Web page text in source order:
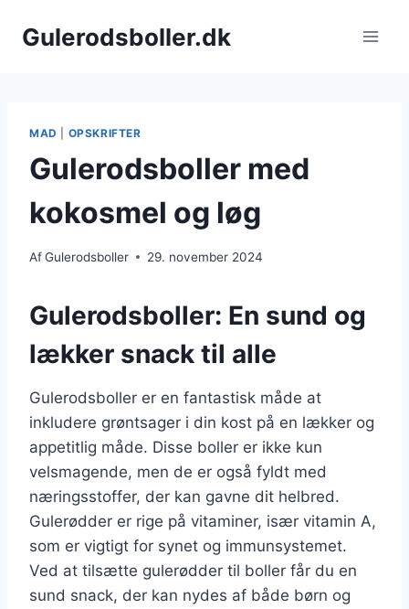
Gulerodsboller.dk
MAD OPSKRIFTER
Gulerodsboller med
kokosmel og løg
AfGulerodsboller 29. november 2024
Gulerodsboller: En sund og
lækker snack til alle
Gulerodsboller er en fantastisk måde at
inkludere grøntsager i din kost på en lækker og
appetitlig måde. Disse boller er ikke kun
velsmagende, men de er også fyldt med
næringsstoffer, der kan gavne dit helbred.
Gulerødder er rige på vitaminer, især vitamin A,
som er vigtigt for synet og immunsystemet.
Ved at tilsætte gulerødder til boller får du en
sund snack, der kan nydes af både børn og